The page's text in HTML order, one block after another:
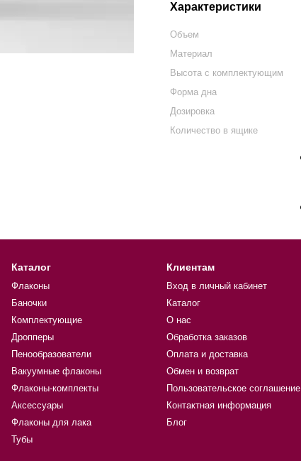
Характеристики
Объем
Материал
Высота с комплектующим
Форма дна
Дозировка
Количество в ящике
Каталог
Флаконы
Баночки
Комплектующие
Дропперы
Пенообразователи
Вакуумные флаконы
Флаконы-комплекты
Аксессуары
Флаконы для лака
Тубы
Клиентам
Вход в личный кабинет
Каталог
О нас
Обработка заказов
Оплата и доставка
Обмен и возврат
Пользовательское соглашение
Контактная информация
Блог